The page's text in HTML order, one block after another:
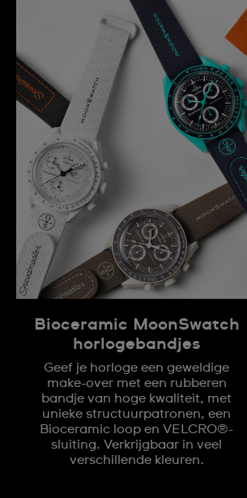
Bioceramic MoonSwatch
horlogebandjes
Geef je horloge een geweldige
make-over met een rubberen
bandje van hoge kwaliteit, met
unieke structuurpatronen, een
Bioceramic loop en VELCRO®-
sluiting. Verkrijgbaar in veel
verschillende kleuren.